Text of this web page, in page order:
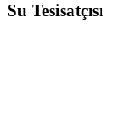
Su Tesisatçısı